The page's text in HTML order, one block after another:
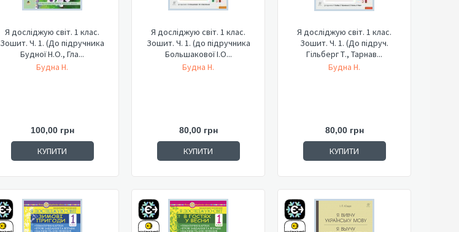
Я досліджую світ. 1 клас.
Зошит. Ч. 1. (До підручника
Будної Н.О., Гла...
Будна Н.
100,00 грн
КУПИТИ
Я досліджую світ. 1 клас.
Зошит. Ч. 1. (до підручника
Большакової І.О...
Будна Н.
80,00 грн
КУПИТИ
Я досліджую світ. 1 клас.
Зошит. Ч. 1. (До підруч.
Гільберг Т., Тарнав...
Будна Н.
80,00 грн
КУПИТИ